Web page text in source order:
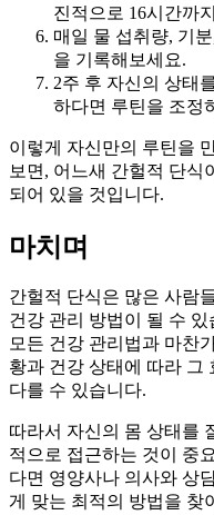
진적으로 16시간까
매일 물 섭취량, 기
을 기록해보세요.
2주 후 자신의 상태
하다면 루틴을 조정
이렇게 자신만의 루틴을
보면, 어느새 간헐적 단식
되어 있을 것입니다.
마치며
간헐적 단식은 많은 사람
건강 관리 방법이 될 수
모든 건강 관리법과 마찬
황과 건강 상태에 따라 그
다를 수 있습니다.
따라서 자신의 몸 상태를
적으로 접근하는 것이 중
다면 영양사나 의사와 상
게 맞는 최적의 방법을 찾